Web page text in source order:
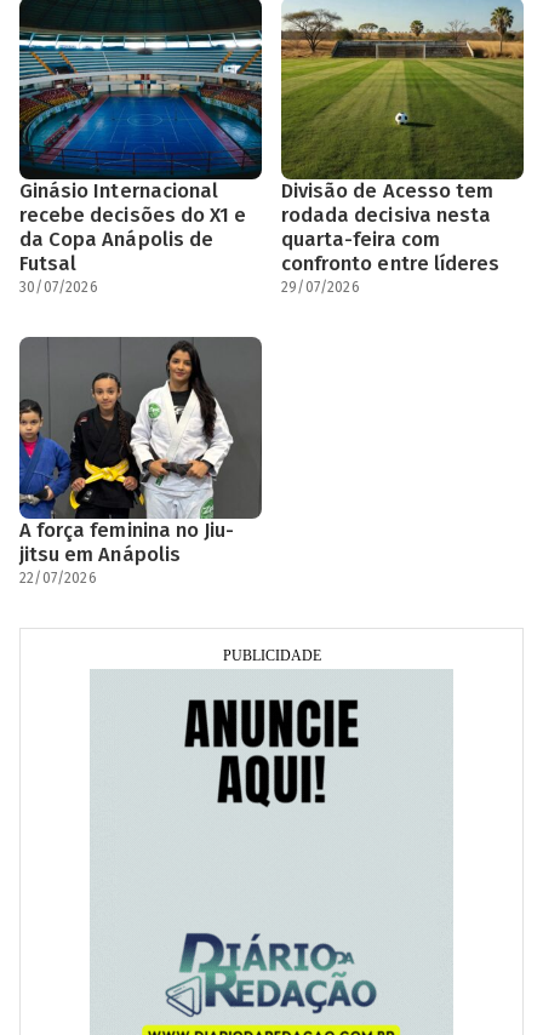
Ginásio Internacional
recebe decisões do X1 e
da Copa Anápolis de
Futsal
30/07/2026
Divisão de Acesso tem
rodada decisiva nesta
quarta-feira com
confronto entre líderes
29/07/2026
A força feminina no Jiu-
jitsu em Anápolis
22/07/2026